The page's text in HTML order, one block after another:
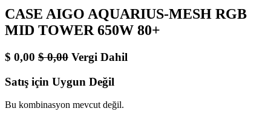
CASE AIGO AQUARIUS-MESH RGB
MID TOWER 650W 80+
$ 0,00 $0,00 Vergi Dahil
Satış için Uygun Değil
Bu kombinasyon mevcut değil.